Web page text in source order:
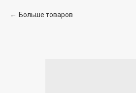
Больше товаров